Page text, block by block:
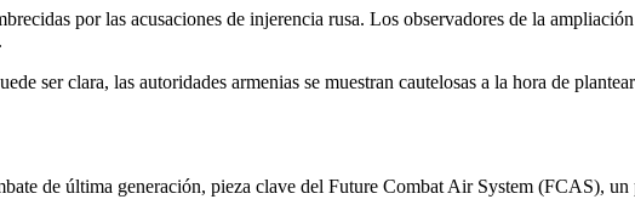
por las acusaciones de injerencia rusa. Los observadores de la
ser clara, las autoridades armenias se muestran cautelosas a la hora de
de última generación, pieza clave del Future Combat Air System (FCAS),